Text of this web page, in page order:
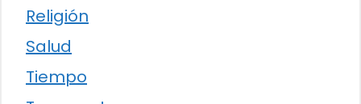
Religión
Salud
Tiempo